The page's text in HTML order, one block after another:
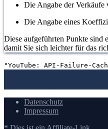
Die Angabe der Verkäufe
Die Angabe eines
Diese aufgeführten Punkte sind
damit Sie sich leichter für das
"YouTube: API-Failure-
Datenschutz
Impressum